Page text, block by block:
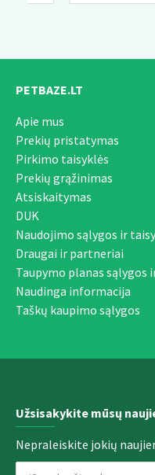
PETBAZE.LT
Apie mus
Prekių pristatymas
Pirkimo taisyklės
Prekių grąžinimas
Atsiskaitymas
DUK
Naudojimo sąlygos ir
Draugai ir partneriai
Taupymo planas sąlygos
Naudinga informacija
Taškų kaupimo sąlygos
Užsisakykite mūsų
Nepraleiskite jokių